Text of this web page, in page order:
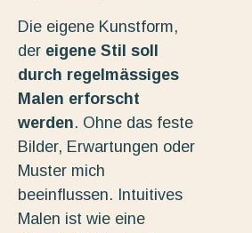
Die eigene Kunstform,
der eigene Stil soll
durch regelmässiges
Malen erforscht
werden. Ohne das feste
Bilder, Erwartungen oder
Muster mich
beeinflussen. Intuitives
Malen ist wie eine